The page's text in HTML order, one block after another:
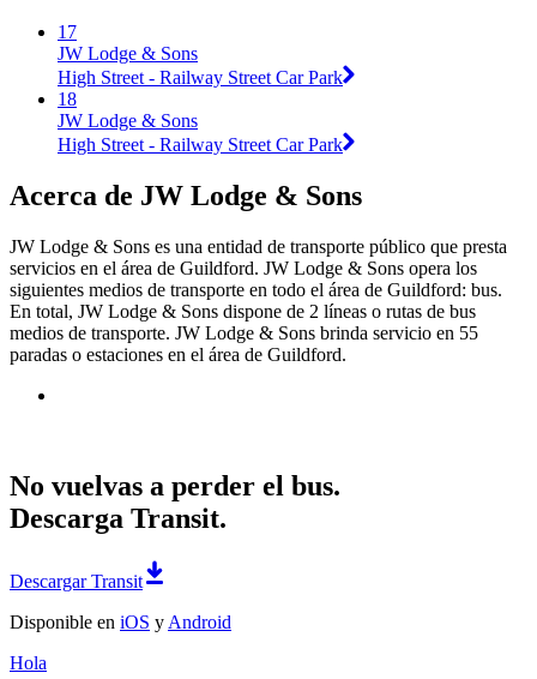
17
JW Lodge & Sons
High Street - Railway Street Car Park
18
JW Lodge & Sons
High Street - Railway Street Car Park
Acerca de JW Lodge & Sons
JW Lodge & Sons es una entidad de transporte público que presta
servicios en el área de Guildford. JW Lodge & Sons opera los
siguientes medios de transporte en todo el área de Guildford: bus.
En total, JW Lodge & Sons dispone de 2 líneas o rutas de bus
medios de transporte. JW Lodge & Sons brinda servicio en 55
paradas o estaciones en el área de Guildford.
No vuelvas a perder el bus.
Descarga Transit.
Descargar Transit
Disponible en iOS y Android
Hola